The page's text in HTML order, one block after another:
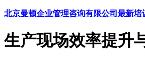
北京曼顿企业管理咨询有限公司最新培
生产现场效率提升